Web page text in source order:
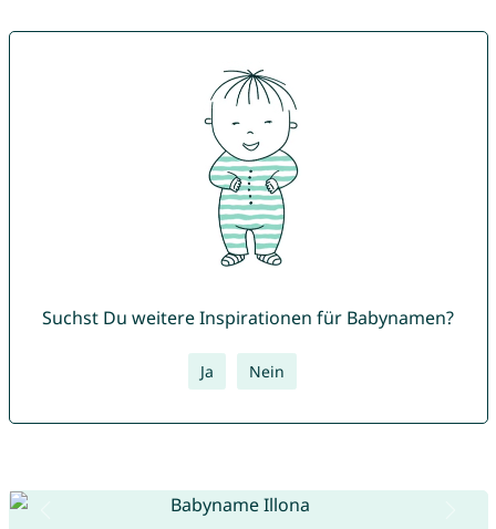
Suchst Du weitere Inspirationen für Babynamen?
Ja Nein